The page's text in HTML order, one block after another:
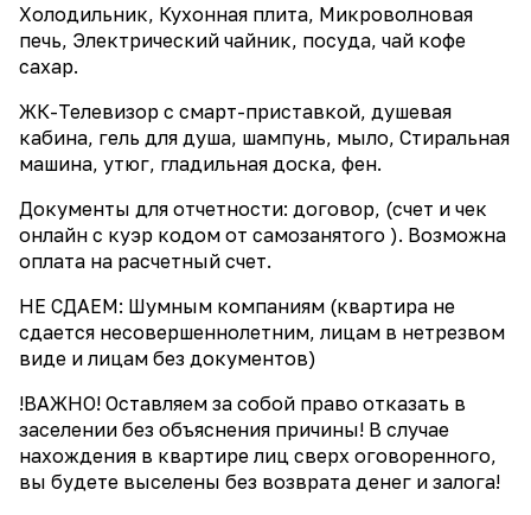
Холодильник, Кухонная плита, Микроволновая
печь, Электрический чайник, посуда, чай кофе
сахар.
ЖК-Телевизор с смарт-приставкой, душевая
кабина, гель для душа, шампунь, мыло, Стиральная
машина, утюг, гладильная доска, фен.
Документы для отчетности: договор, (счет и чек
онлайн с куэр кодом от самозанятого ). Возможна
оплата на расчетный счет.
НЕ СДАЕМ: Шумным компаниям (квартира не
сдается несовершеннолетним, лицам в нетрезвом
виде и лицам без документов)
!ВАЖНО! Оставляем за собой право отказать в
заселении без объяснения причины! В случае
нахождения в квартире лиц сверх оговоренного,
вы будете выселены без возврата денег и залога!